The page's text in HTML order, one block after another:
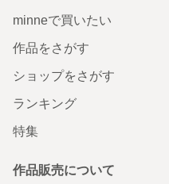
minneで買いたい
作品をさがす
ショップをさがす
ランキング
特集
作品販売について